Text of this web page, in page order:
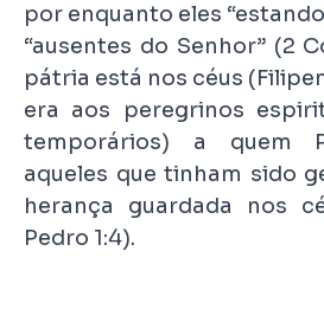
por enquanto eles
“ausentes do Senhor” (2
pátria está nos céus
era aos peregrinos
temporários) a quem
aqueles que tinham sido
herança guardada nos
Pedro 1:4).